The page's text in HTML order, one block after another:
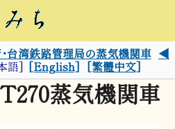
台湾鉄路管理局の蒸気機関車 ◀
語] [English] [繁體中文]
蒸気機関車